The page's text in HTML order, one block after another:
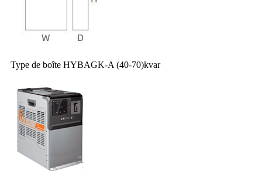
Type de boîte HYBAGK-A (40-70)kvar